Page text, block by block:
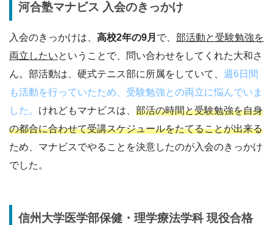
河合塾マナビス 入会のきっかけ
入会のきっかけは、 高校2年の9月 で、 部活動と受験勉強を
両立したいということで、問い合わせをしてくれた大和さ
ん。部活動は、硬式テニス部に所属をしていて、 週6日間
も活動を行っていたため、受験勉強との両立に悩んでいま
した。 けれどもマナビスは、 部活の時間と受験勉強を自身
の都合に合わせて受講スケジュールをたてることが出来る
ため、マナビスでやることを決意したのが入会のきっかけ
でした。
信州大学医学部保健・理学療法学科 現役合格